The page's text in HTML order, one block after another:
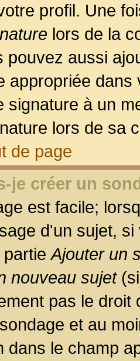
profil. Une
lors de la
pouvez aussi
appropriée
signature à un
lors de sa
de page
je créer un
est facile;
d'un sujet,
partieAjouter un
nouveau sujet(si
pas le
et au
dans le champ